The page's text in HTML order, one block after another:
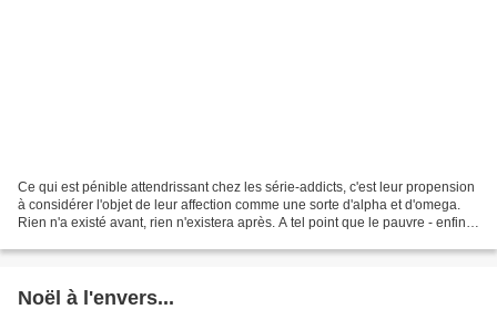
Ce qui est pénible attendrissant chez les série-addicts, c'est leur propension
à considérer l'objet de leur affection comme une sorte d'alpha et d'omega.
Rien n'a existé avant, rien n'existera après. A tel point que le pauvre - enfin
Noël à l'envers...